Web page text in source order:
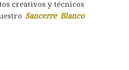
creativos y técnicos
Sancerre Blanco